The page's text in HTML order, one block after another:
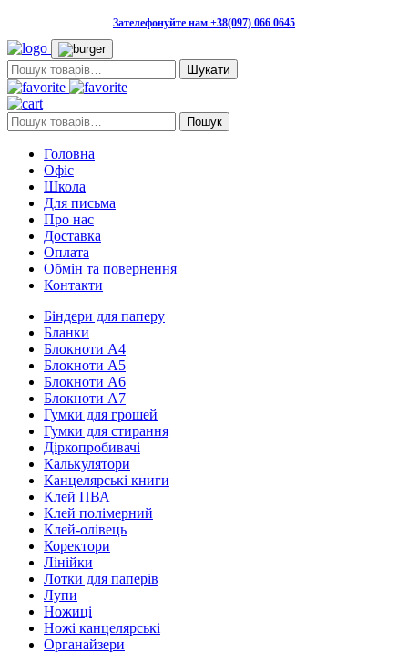
Зателефонуйте нам +38(097) 066 0645
Пошук:
Пошук: Пошук
Головна
Офіс
Школа
Для письма
Про нас
Доставка
Оплата
Обмін та повернення
Контакти
Біндери для паперу
Бланки
Блокноти А4
Блокноти А5
Блокноти А6
Блокноти А7
Гумки для грошей
Гумки для стирання
Діркопробивачі
Калькулятори
Канцелярські книги
Клей ПВА
Клей полімерний
Клей-олівець
Коректори
Лінійки
Лотки для паперів
Лупи
Ножиці
Ножі канцелярські
Органайзери